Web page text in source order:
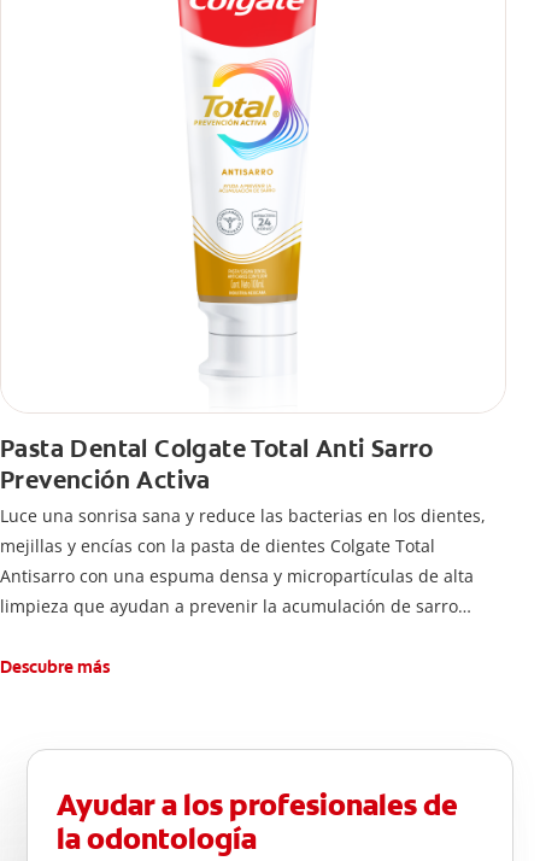
Pasta Dental Colgate Total Anti Sarro
Prevención Activa
Luce una sonrisa sana y reduce las bacterias en los dientes,
mejillas y encías con la pasta de dientes Colgate Total
Antisarro con una espuma densa y micropartículas de alta
limpieza que ayudan a prevenir la acumulación de sarro
Descubre más
Ayudar a los profesionales de
la odontología